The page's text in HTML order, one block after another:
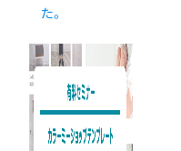
た。